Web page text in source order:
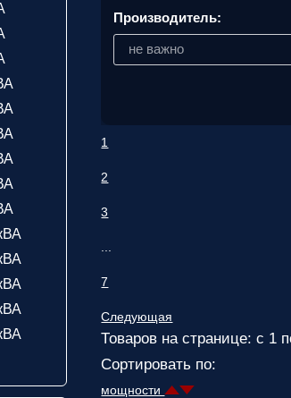
Производитель:
не важно
1
2
3
7
Следующая
Товаров на странице: с 1
Сортировать по:
мощности